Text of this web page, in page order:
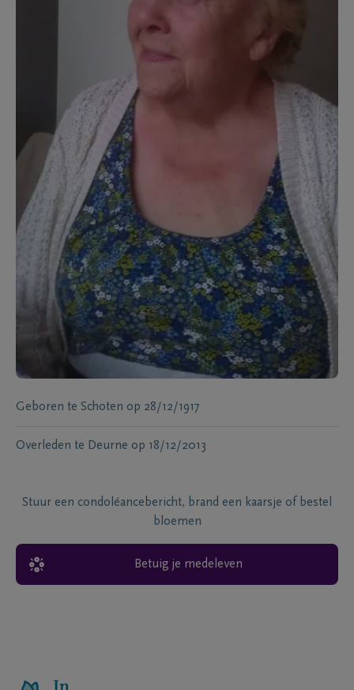
Geboren te Schoten op 28/12/1917
Overleden te Deurne op 18/12/2013
Stuur een condoléancebericht, brand een kaarsje of bestel
bloemen
Betuig je medeleven